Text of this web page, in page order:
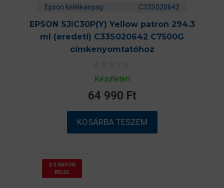
Epson kellékanyag C33S020642
EPSON SJIC30P(Y) Yellow patron 294.3
ml (eredeti) C33S020642 C7500G
címkenyomtatóhoz
0
a
5
b
ő
l
Készleten
64 990 Ft
KOSÁRBA TESZEM
2-3 NAPON
BELÜL